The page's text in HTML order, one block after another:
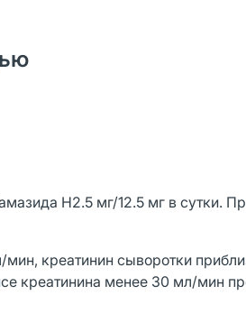
Н2.5 мг/12.5 мг в сутки.
креатинин сыворотки
креатинина менее 30 мл/мин